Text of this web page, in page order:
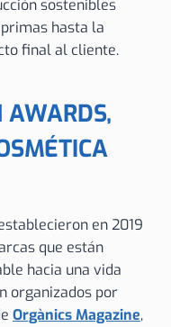
sostenibles
hasta la
final al cliente.
AWARDS,
en 2019
que están
hacia una vida
organizados por
Orgànics Magazine,